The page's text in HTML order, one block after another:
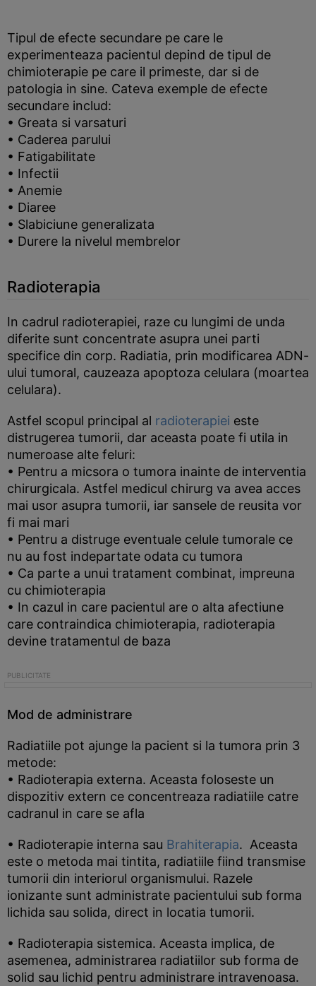
Tipul de efecte secundare pe care le
experimenteaza pacientul depind de tipul de
chimioterapie pe care il primeste, dar si de
patologia in sine. Cateva exemple de efecte
secundare includ:
• Greata si varsaturi
• Caderea parului
• Fatigabilitate
• Infectii
• Anemie
• Diaree
• Slabiciune generalizata
• Durere la nivelul membrelor
Radioterapia
In cadrul radioterapiei, raze cu lungimi de unda
diferite sunt concentrate asupra unei parti
specifice din corp. Radiatia, prin modificarea ADN-
ului tumoral, cauzeaza apoptoza celulara (moartea
celulara).
Astfel scopul principal al radioterapiei este
distrugerea tumorii, dar aceasta poate fi utila in
numeroase alte feluri:
• Pentru a micsora o tumora inainte de interventia
chirurgicala. Astfel medicul chirurg va avea acces
mai usor asupra tumorii, iar sansele de reusita vor
fi mai mari
• Pentru a distruge eventuale celule tumorale ce
nu au fost indepartate odata cu tumora
• Ca parte a unui tratament combinat, impreuna
cu chimioterapia
• In cazul in care pacientul are o alta afectiune
care contraindica chimioterapia, radioterapia
devine tratamentul de baza
Mod de administrare
Radiatiile pot ajunge la pacient si la tumora prin 3
metode:
• Radioterapia externa. Aceasta foloseste un
dispozitiv extern ce concentreaza radiatiile catre
cadranul in care se afla
• Radioterapie interna sau Brahiterapia. Aceasta
este o metoda mai tintita, radiatiile fiind transmise
tumorii din interiorul organismului. Razele
ionizante sunt administrate pacientului sub forma
lichida sau solida, direct in locatia tumorii.
• Radioterapia sistemica. Aceasta implica, de
asemenea, administrarea radiatiilor sub forma de
solid sau lichid pentru administrare intravenoasa.